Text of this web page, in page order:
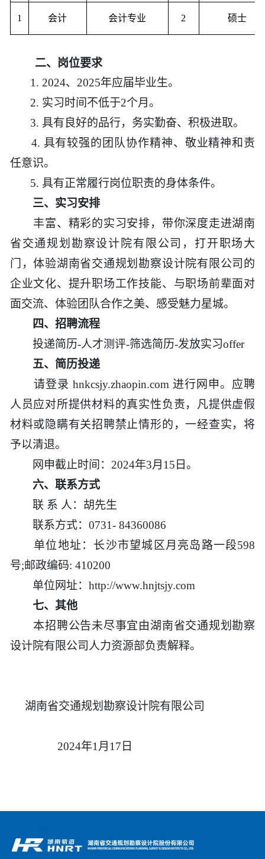
1 会计 会计专业 2 硕士
二、岗位要求
1. 2024、2025年应届毕业生。
2. 实习时间不低于2个月。
3. 具有良好的品行，务实勤奋、积极进取。
4. 具有较强的团队协作精神、敬业精神和责
任意识。
5. 具有正常履行岗位职责的身体条件。
三、实习安排
丰富、精彩的实习安排，带你深度走进湖南
省交通规划勘察设计院有限公司，打开职场大
门，体验湖南省交通规划勘察设计院有限公司的
企业文化、提升职场工作技能、与职场前辈面对
面交流、体验团队合作之美、感受魅力星城。
四、招聘流程
投递简历-人才测评-筛选简历-发放实习offer
五、简历投递
请登录 hnkcsjy.zhaopin.com 进行网申。应聘
人员应对所提供材料的真实性负责，凡提供虚假
材料或隐瞒有关招聘禁止情形的，一经查实，将
予以清退。
网申截止时间：2024年3月15日。
六、联系方式
联 系 人：胡先生
联系方式：0731- 84360086
单位地址：长沙市望城区月亮岛路一段598
号;邮政编码: 410200
单位网址：http://www.hnjtsjy.com
七、其他
本招聘公告未尽事宜由湖南省交通规划勘察
设计院有限公司人力资源部负责解释。
湖南省交通规划勘察设计院有限公司
2024年1月17日